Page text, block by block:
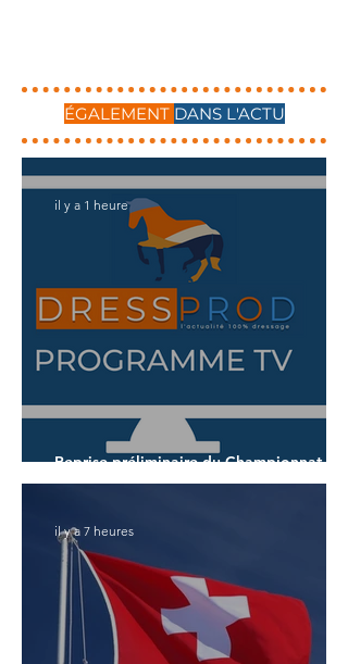
ÉGALEMENT DANS L'ACTU
Reprise préliminaire du Championnat du
Monde des 7 ans
il y a 1 heure
il y a 7 heures